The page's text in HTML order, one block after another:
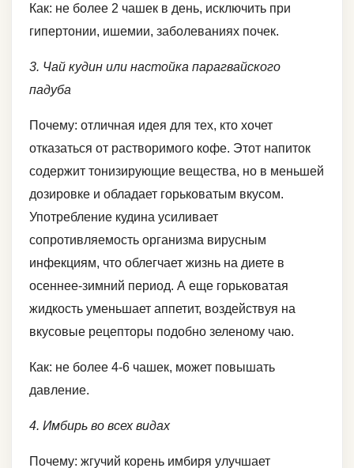
Как: не более 2 чашек в день, исключить при
гипертонии, ишемии, заболеваниях почек.
3. Чай кудин или настойка парагвайского
падуба
Почему: отличная идея для тех, кто хочет
отказаться от растворимого кофе. Этот напиток
содержит тонизирующие вещества, но в меньшей
дозировке и обладает горьковатым вкусом.
Употребление кудина усиливает
сопротивляемость организма вирусным
инфекциям, что облегчает жизнь на диете в
осеннее-зимний период. А еще горьковатая
жидкость уменьшает аппетит, воздействуя на
вкусовые рецепторы подобно зеленому чаю.
Как: не более 4-6 чашек, может повышать
давление.
4. Имбирь во всех видах
Почему: жгучий корень имбиря улучшает